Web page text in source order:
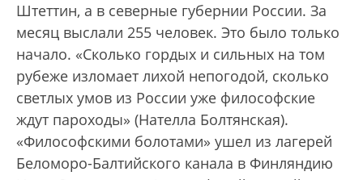
Штеттин, а в северные губернии России. За
месяц выслали 255 человек. Это было только
начало. «Сколько гордых и сильных на том
рубеже изломает лихой непогодой, сколько
светлых умов из России уже философские
ждут пароходы» (Нателла Болтянская).
«Философскими болотами» ушел из лагерей
Беломоро-Балтийского канала в Финляндию